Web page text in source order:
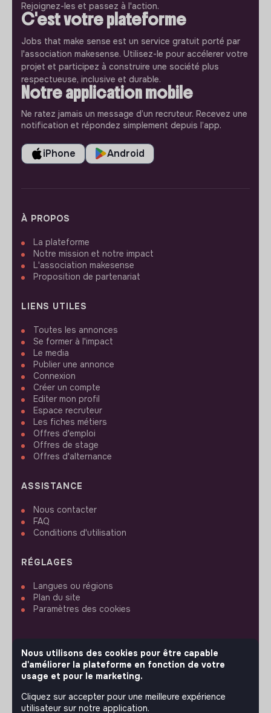
Rejoignez-les et passez à l'action.
C'est votre plateforme
Jobs that make sense est un service gratuit porté par
l'association makesense. Utilisez-le pour accélerer votre
projet et participez à construire une société plus
respectueuse, inclusive et durable.
Notre application mobile
Ne ratez jamais un message d’un recruteur. Recevez une
notification et répondez simplement depuis l’app.
iPhone Android
À PROPOS
La plateforme
Notre mission et notre impact
L'association makesense
Proposition de partenariat
LIENS UTILES
Toutes les annonces
Se former à l'impact
Le media
Publier une annonce
Connexion
Créer un compte
Editer mon profil
Espace recruteur
Les fiches métiers
Offres d'emploi
Offres de stage
Offres d'alternance
ASSISTANCE
Nous contacter
FAQ
Conditions d'utilisation
RÉGLAGES
Langues ou régions
Plan du site
Paramètres des cookies
SUIVEZ-NOUS
Nous utilisons des cookies pour être capable
d'améliorer la plateforme en fonction de votre
usage et pour le marketing.
Cliquez sur accepter pour une meilleure expérience
utilisateur sur notre application.